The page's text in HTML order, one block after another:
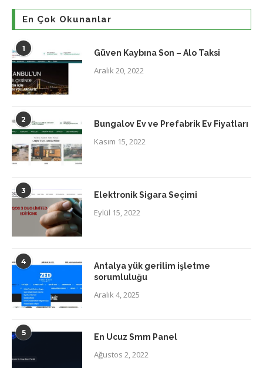
En Çok Okunanlar
1 Güven Kaybına Son – Alo Taksi
Aralık 20, 2022
2 Bungalov Ev ve Prefabrik Ev Fiyatları
Kasım 15, 2022
3 Elektronik Sigara Seçimi
Eylül 15, 2022
4
Antalya yük gerilim işletme
sorumluluğu
Aralık 4, 2025
5 En Ucuz Smm Panel
Ağustos 2, 2022